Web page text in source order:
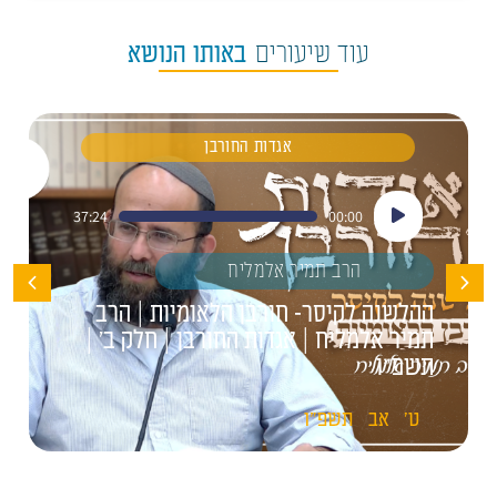
עוד שיעורים באותו הנושא
אגדות החורבן
נגן
אודיו
00:00
37:24
הרב תמיר אלמליח
ההלשנה לקיסר- חורבן הלאומיות | הרב
תמיר אלמליח | אגדות החורבן | חלק ב' |
תשפ"ו
ט' אב תשפ"ו